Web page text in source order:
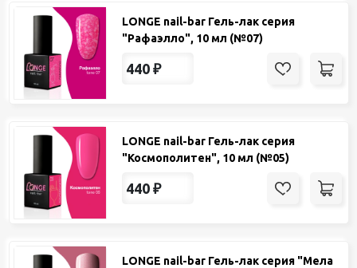
LONGE nail-bar Гель-лак серия
"Рафаэлло", 10 мл (№07)
440 ₽
LONGE nail-bar Гель-лак серия
"Космополитен", 10 мл (№05)
440 ₽
LONGE nail-bar Гель-лак серия "Мела